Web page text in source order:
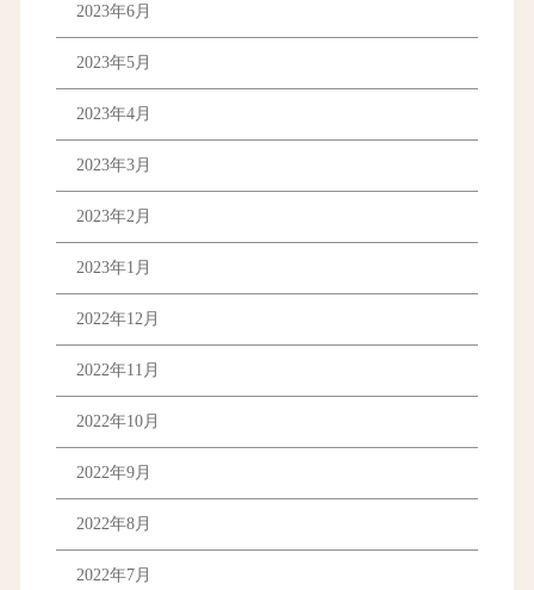
2023年6月
2023年5月
2023年4月
2023年3月
2023年2月
2023年1月
2022年12月
2022年11月
2022年10月
2022年9月
2022年8月
2022年7月